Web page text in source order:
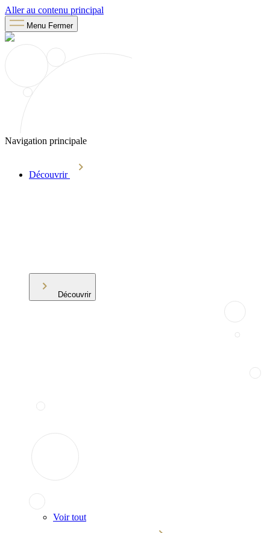
Aller au contenu principal
Menu Fermer
Navigation principale
Découvrir
Découvrir
Voir tout